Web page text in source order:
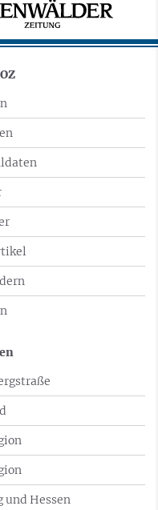
Hessen